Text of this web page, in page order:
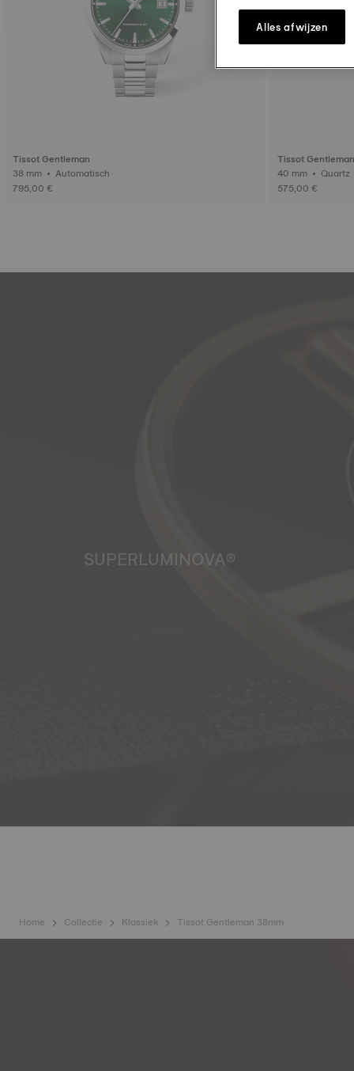
Tissot Gentleman
38 mm • Automatisch
795,00 €
Tissot Gentleman
575,00 €
SUPERLUMINOVA®
Home Collectie Klassiek Tissot Gentleman 38mm
Alles afwijzen